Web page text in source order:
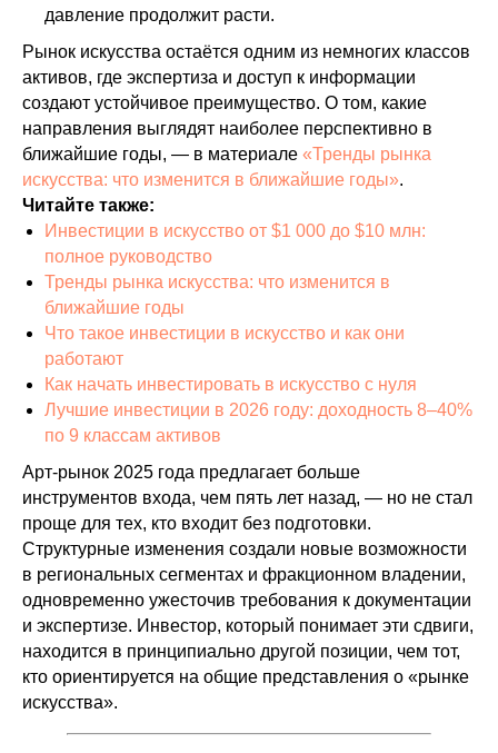
давление продолжит расти.
Рынок искусства остаётся одним из немногих классов
активов, где экспертиза и доступ к информации
создают устойчивое преимущество. О том, какие
направления выглядят наиболее перспективно в
ближайшие годы, — в материале «Тренды рынка
искусства: что изменится в ближайшие годы».
Читайте также:
Инвестиции в искусство от $1 000 до $10 млн:
полное руководство
Тренды рынка искусства: что изменится в
ближайшие годы
Что такое инвестиции в искусство и как они
работают
Как начать инвестировать в искусство с нуля
Лучшие инвестиции в 2026 году: доходность 8–40%
по 9 классам активов
Арт-рынок 2025 года предлагает больше
инструментов входа, чем пять лет назад, — но не стал
проще для тех, кто входит без подготовки.
Структурные изменения создали новые возможности
в региональных сегментах и фракционном владении,
одновременно ужесточив требования к документации
и экспертизе. Инвестор, который понимает эти сдвиги,
находится в принципиально другой позиции, чем тот,
кто ориентируется на общие представления о «рынке
искусства».